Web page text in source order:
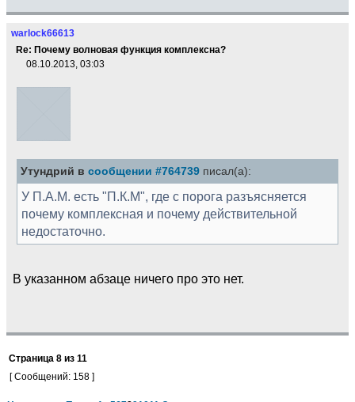
warlock66613
Re: Почему волновая функция комплексна?
08.10.2013, 03:03
Утундрий в сообщении #764739 писал(а):
У П.А.М. есть "П.К.М", где с порога разъясняется
почему комплексная и почему действительной
недостаточно.
В указанном абзаце ничего про это нет.
Страница 8 из 11
[ Сообщений: 158 ]